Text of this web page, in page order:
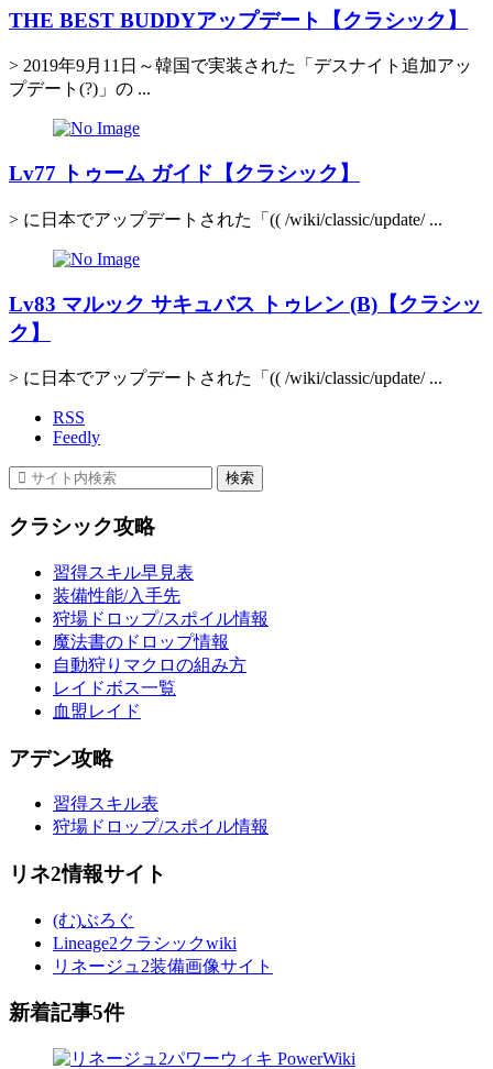
THE BEST BUDDYアップデート【クラシック】
> 2019年9月11日～韓国で実装された「デスナイト追加アッ
プデート(?)」の ...
Lv77 トゥーム ガイド【クラシック】
> に日本でアップデートされた「(( /wiki/classic/update/ ...
Lv83 マルック サキュバス トゥレン (B)【クラシッ
ク】
> に日本でアップデートされた「(( /wiki/classic/update/ ...
RSS
Feedly
クラシック攻略
習得スキル早見表
装備性能/入手先
狩場ドロップ/スポイル情報
魔法書のドロップ情報
自動狩りマクロの組み方
レイドボス一覧
血盟レイド
アデン攻略
習得スキル表
狩場ドロップ/スポイル情報
リネ2情報サイト
(む)ぶろぐ
Lineage2クラシックwiki
リネージュ2装備画像サイト
新着記事5件